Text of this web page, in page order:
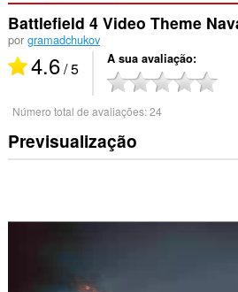
Battlefield 4 Video Theme
por gramadchukov
4.6/ 5 A sua avaliação
Número total de avaliações:24
Previsualização